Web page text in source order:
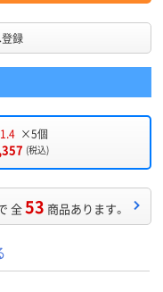
録
×5個
(税込)
全53 商品あります。